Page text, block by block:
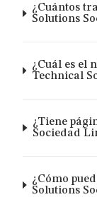
¿Cuántos
Solutions
¿Cuál es el
Technical
¿Tiene
Sociedad
¿Cómo
Solutions